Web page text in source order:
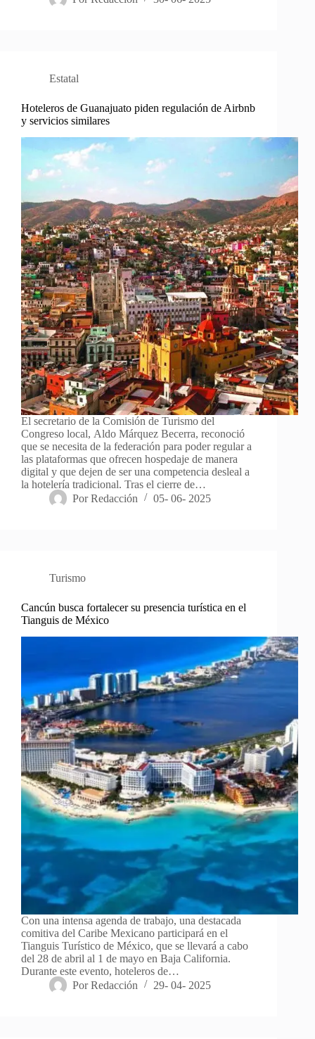
Estatal
Hoteleros de Guanajuato piden regulación de Airbnb
y servicios similares
El secretario de la Comisión de Turismo del
Congreso local, Aldo Márquez Becerra, reconoció
que se necesita de la federación para poder regular a
las plataformas que ofrecen hospedaje de manera
digital y que dejen de ser una competencia desleal a
la hotelería tradicional. Tras el cierre de…
Por Redacción 05- 06- 2025
Turismo
Cancún busca fortalecer su presencia turística en el
Tianguis de México
Con una intensa agenda de trabajo, una destacada
comitiva del Caribe Mexicano participará en el
Tianguis Turístico de México, que se llevará a cabo
del 28 de abril al 1 de mayo en Baja California.
Durante este evento, hoteleros de…
Por Redacción 29- 04- 2025